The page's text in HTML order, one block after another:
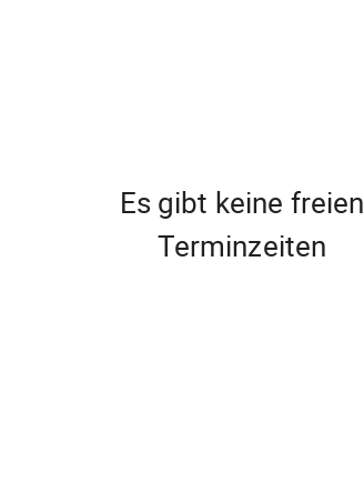
Es gibt keine freien
Terminzeiten